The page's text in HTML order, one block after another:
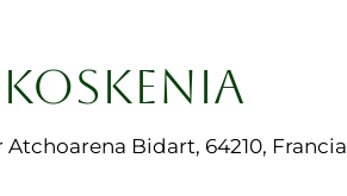
Atchoarena Bidart, 64210, Francia